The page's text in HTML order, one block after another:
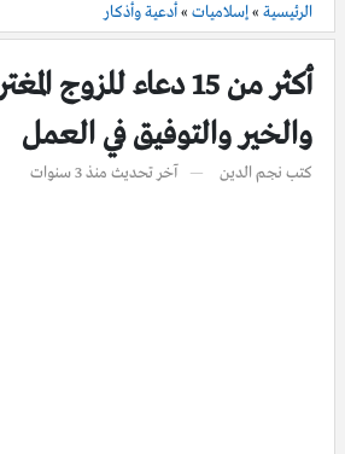
الرئيسية »إسلاميات »أدعية وأذكار
أكثر من 15 دعاء للزوج
والخير والتوفيق في العمل
كتب نجم الدين آخر تحديث منذ 3 سنوات